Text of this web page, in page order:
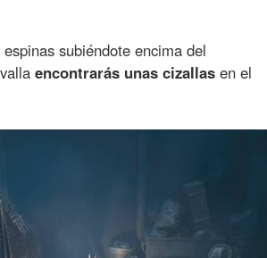
subiéndote encima del
encontrarás unas cizallas en el